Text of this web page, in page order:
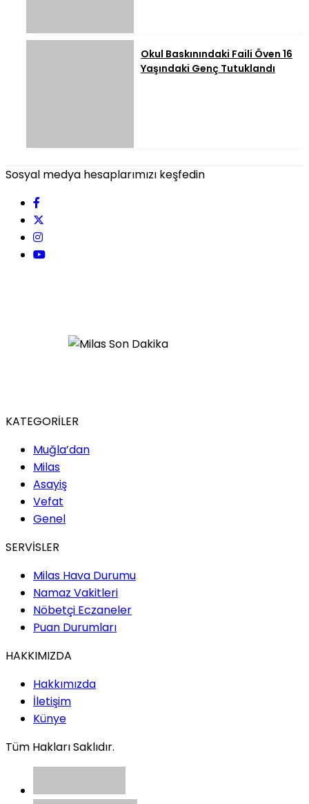
Okul Baskınındaki Faili Öven 16
Yaşındaki Genç Tutuklandı
Sosyal medya hesaplarımızı keşfedin
KATEGORİLER
Muğla’dan
Milas
Asayiş
Vefat
Genel
SERVİSLER
Milas Hava Durumu
Namaz Vakitleri
Nöbetçi Eczaneler
Puan Durumları
HAKKIMIZDA
Hakkımızda
İletişim
Künye
Tüm Hakları Saklıdır.